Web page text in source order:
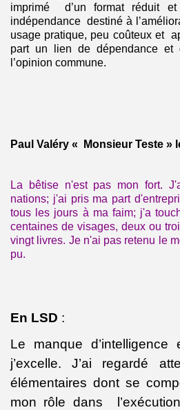
imprimé d’un format réduit
indépendance destiné à
usage pratique, peu coûteux et
part un lien de dépendance et
l’opinion commune.
Paul Valéry « Monsieur Teste »
La bêtise n'est pas mon fort.
nations; j'ai pris ma part
tous les jours à ma faim; j'a
centaines de visages, deux ou
vingt livres. Je n'ai pas retenu le
pu.
En LSD :
Le manque
j’excelle. J’ai regardé
élémentaires dont se
mon rôle dans